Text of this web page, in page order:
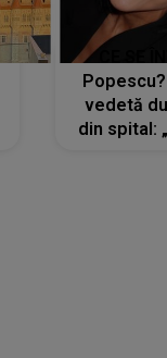
vedetă
din spital: